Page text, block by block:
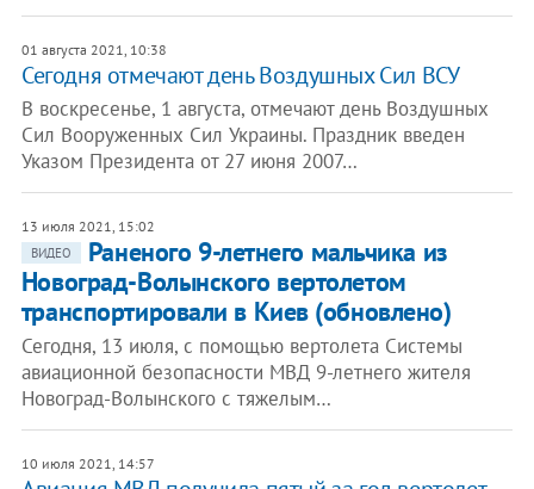
01 августа 2021, 10:38
Сегодня отмечают день Воздушных Сил ВСУ
В воскресенье, 1 августа, отмечают день Воздушных
Сил Вооруженных Сил Украины. Праздник введен
Указом Президента от 27 июня 2007…
13 июля 2021, 15:02
ВИДЕО
Раненого 9-летнего мальчика из
Новоград-Волынского вертолетом
транспортировали в Киев (обновлено)
Сегодня, 13 июля, с помощью вертолета Системы
авиационной безопасности МВД 9-летнего жителя
Новоград-Волынского с тяжелым…
10 июля 2021, 14:57